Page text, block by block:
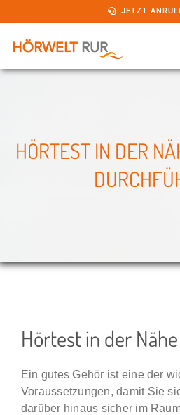
Inhalt
springen
JETZT
Filialen
Karriere & Jobs
BLOG
HÖRTEST IN DER
Hörtest in der
Ein gutes Gehör ist eine der
Voraussetzungen, damit Sie
darüber hinaus sicher im